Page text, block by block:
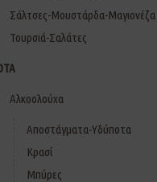
Σάλτσες-Μουστάρδα-Μαγιονέζα
Τουρσιά-Σαλάτες
Αλκοολούχα
Αποστάγματα-Υδύποτα
Κρασί
Μπύρες